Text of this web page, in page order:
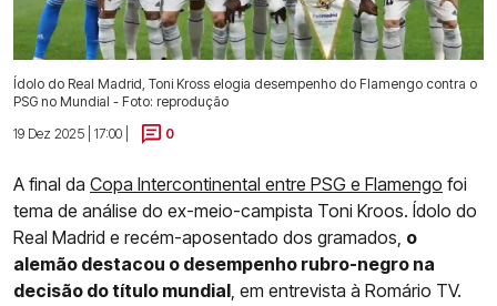
Ídolo do Real Madrid, Toni Kross elogia desempenho do Flamengo contra o
PSG no Mundial - Foto: reprodução
19 Dez 2025 | 17:00 |
0
A final da Copa Intercontinental entre PSG e Flamengo foi
tema de análise do ex-meio-campista Toni Kroos. Ídolo do
Real Madrid e recém-aposentado dos gramados, o
alemão destacou o desempenho rubro-negro na
decisão do título mundial, em entrevista à Romário TV.